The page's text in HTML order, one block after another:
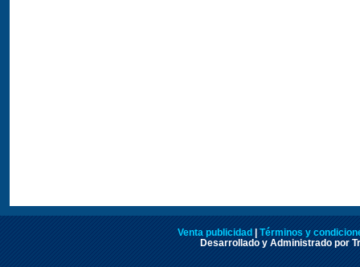
Venta publicidad
Términos y
Desarrollado y Administrado por